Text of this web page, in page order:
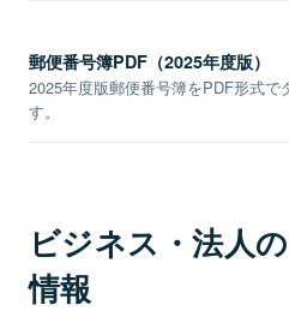
郵便番号簿PDF（2025年度版）
2025年度版郵便番号簿をPDF形式で
す。
ビジネス・法人
情報